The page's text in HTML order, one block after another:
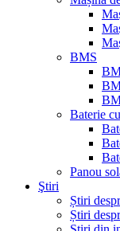
BMS
Baterie
Panou
Ştiri
Știri
Știri